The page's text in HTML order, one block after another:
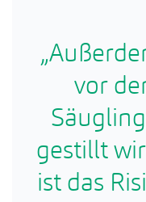
vor
gestillt
ist das